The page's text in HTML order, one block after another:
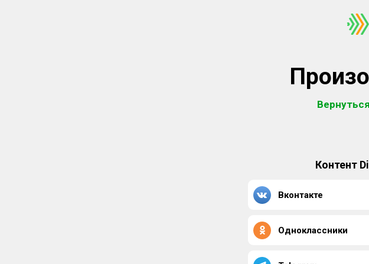
Контент
Вконтакте
Одноклассники